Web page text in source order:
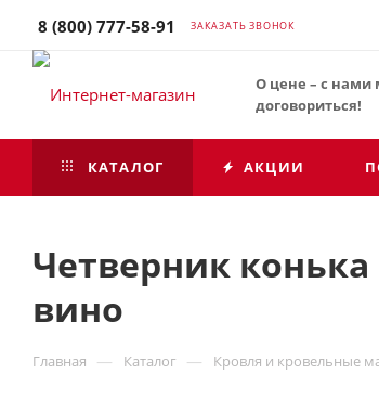
8 (800) 777-58-91 ЗАКАЗАТЬ ЗВОНОК
О цене – с
договориться!
КАТАЛОГ АКЦИИ
Четверник конька
вино
Главная — Каталог — Кровля и кровельные